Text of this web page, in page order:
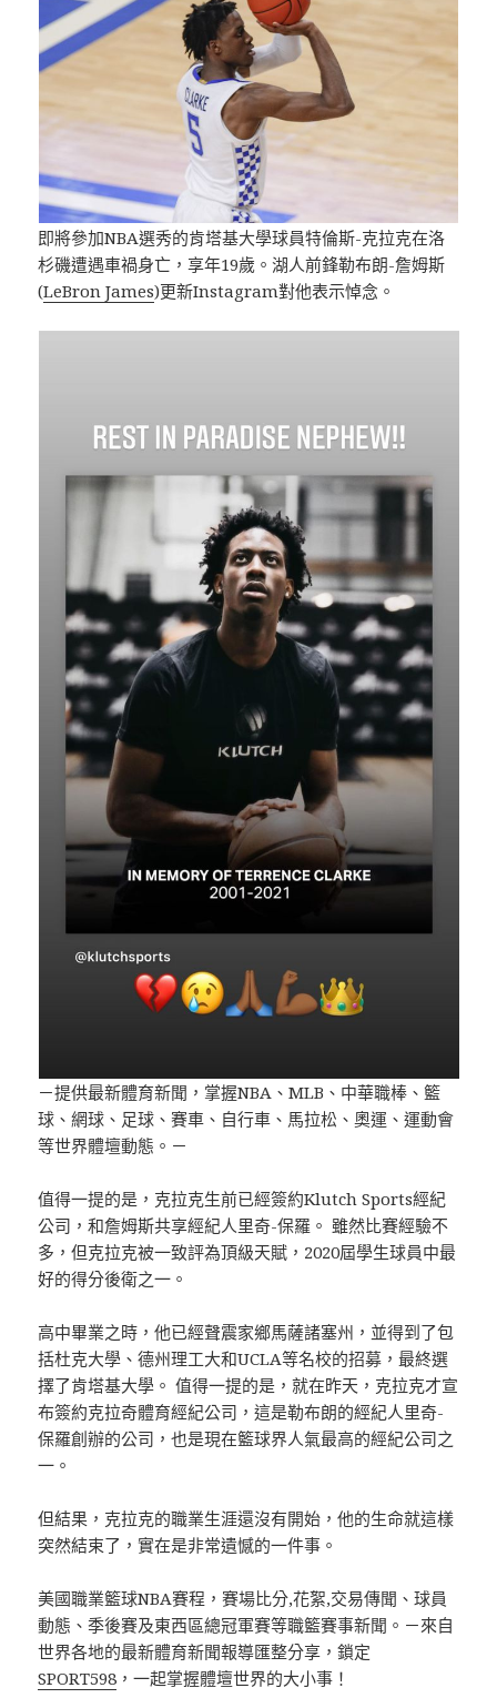
即將參加NBA選秀的肯塔基大學球員特倫斯-克拉克在洛
杉磯遭遇車禍身亡，享年19歲。湖人前鋒勒布朗-詹姆斯
(LeBron James)更新Instagram對他表示悼念。
－提供最新體育新聞，掌握NBA、MLB、中華職棒、籃
球、網球、足球、賽車、自行車、馬拉松、奧運、運動會
等世界體壇動態。－
值得一提的是，克拉克生前已經簽約Klutch Sports經紀
公司，和詹姆斯共享經紀人里奇-保羅。 雖然比賽經驗不
多，但克拉克被一致評為頂級天賦，2020屆學生球員中最
好的得分後衛之一。
高中畢業之時，他已經聲震家鄉馬薩諸塞州，並得到了包
括杜克大學、德州理工大和UCLA等名校的招募，最終選
擇了肯塔基大學。 值得一提的是，就在昨天，克拉克才宣
布簽約克拉奇體育經紀公司，這是勒布朗的經紀人里奇-
保羅創辦的公司，也是現在籃球界人氣最高的經紀公司之
一。
但結果，克拉克的職業生涯還沒有開始，他的生命就這樣
突然結束了，實在是非常遺憾的一件事。
美國職業籃球NBA賽程，賽場比分,花絮,交易傳聞、球員
動態、季後賽及東西區總冠軍賽等職籃賽事新聞。－來自
世界各地的最新體育新聞報導匯整分享，鎖定
SPORT598 ，一起掌握體壇世界的大小事！